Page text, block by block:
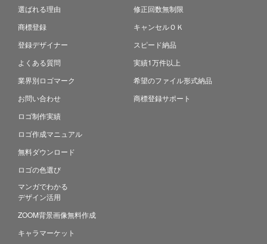
選ばれる理由
商標登録
登録デザイナー
よくある質問
業界別ロゴマーク
お問い合わせ
ロゴ制作実績
ロゴ作成マニュアル
無料ダウンロード
ロゴの色選び
マンガでわかる
デザイン活用
ZOOM背景画像無料作成
キャラマーケット
修正回数無制限
キャンセルＯＫ
スピード納品
実績1万件以上
希望のファイル形式納品
商標登録サポート